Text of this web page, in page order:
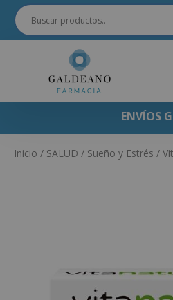
ENVÍOS
Inicio / SALUD / Sueño y Estrés /